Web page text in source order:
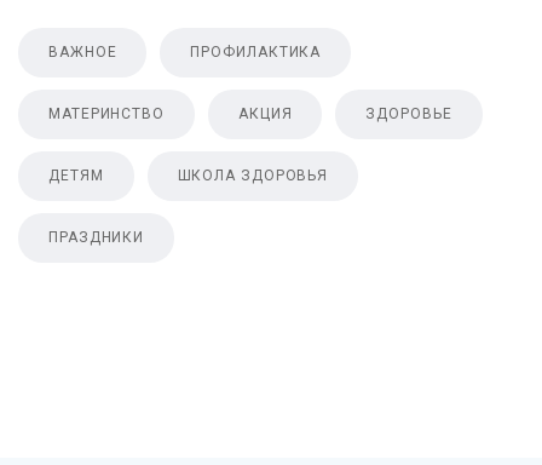
ВАЖНОЕ ПРОФИЛАКТИКА
МАТЕРИНСТВО АКЦИЯ ЗДОРОВЬЕ
ДЕТЯМ ШКОЛА ЗДОРОВЬЯ
ПРАЗДНИКИ